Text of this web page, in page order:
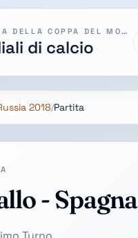
LA STORIA DELLA COPPA DEL MONDO
di calcio
2018 Partita
- Spagna